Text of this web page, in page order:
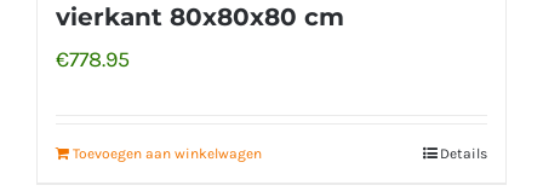
vierkant 80x80x80 cm
€778.95
Toevoegen aan winkelwagen Details